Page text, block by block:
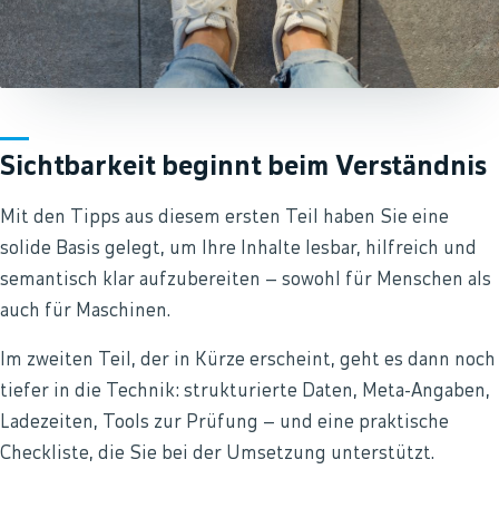
Sichtbarkeit beginnt beim Verständnis
Mit den Tipps aus diesem ersten Teil haben Sie eine
solide Basis gelegt, um Ihre Inhalte lesbar, hilfreich und
semantisch klar aufzubereiten – sowohl für Menschen als
auch für Maschinen.
Im zweiten Teil, der in Kürze erscheint, geht es dann noch
tiefer in die Technik: strukturierte Daten, Meta-Angaben,
Ladezeiten, Tools zur Prüfung – und eine praktische
Checkliste, die Sie bei der Umsetzung unterstützt.